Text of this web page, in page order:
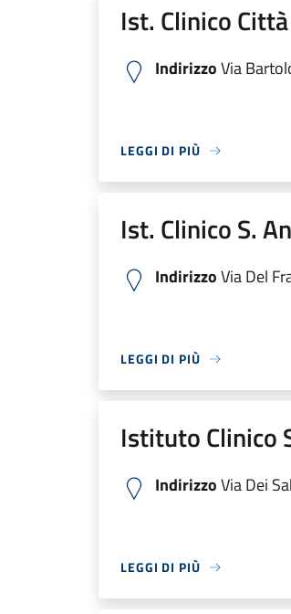
Ist. Clinico
IndirizzoVia
LEGGI DI PIÙ
Ist. Clinico S.
IndirizzoVia Del
LEGGI DI PIÙ
Istituto Clinico
IndirizzoVia Dei
LEGGI DI PIÙ